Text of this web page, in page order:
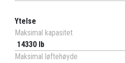
Ytelse
Maksimal kapasitet
14330 lb
Maksimal løftehøyde